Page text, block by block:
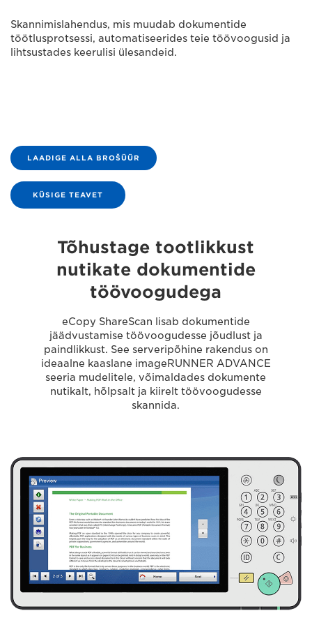
Skannimislahendus, mis muudab dokumentide
töötlusprotsessi, automatiseerides teie töövoogusid ja
lihtsustades keerulisi ülesandeid.
LAADIGE ALLA BROŠÜÜR
KÜSIGE TEAVET
Tõhustage tootlikkust
nutikate dokumentide
töövoogudega
eCopy ShareScan lisab dokumentide
jäädvustamise töövoogudesse jõudlust ja
paindlikkust. See serveripõhine rakendus on
ideaalne kaaslane imageRUNNER ADVANCE
seeria mudelitele, võimaldades dokumente
nutikalt, hõlpsalt ja kiirelt töövoogudesse
skannida.